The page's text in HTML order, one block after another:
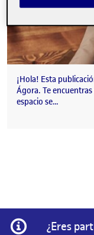
¡Hola! Esta
Ágora. Te
espacio se…
Información
¿Eres